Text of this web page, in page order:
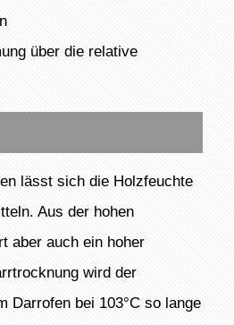
über die relative
lässt sich die Holzfeuchte
Aus der hohen
aber auch ein hoher
wird der
Darrofen bei 103°C so lange